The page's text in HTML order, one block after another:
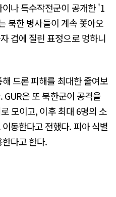
나 특수작전군이 공개한 '1
북한 병사들이 계속 쫓아오
겁에 질린 표정으로 멍하니
드론 피해를 최대한 줄여보
은 또 북한군이 공격을
모이고, 이후 최대 6명의 소
동한다고 전했다. 피아 식별
다고 한다.